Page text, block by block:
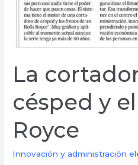
La
césped y
Royce
Innovación y administración